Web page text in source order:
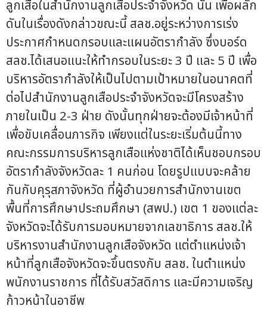
ลูกเสือในสำนักงานลูกเสือประจำจังหวัด นั้น เพื่อผลัก
ดันในเรื่องดังกล่าวขณะนี้ สลช.อยู่ระหว่างการเร่ง
ประกาศกำหนดกรอบและแผนอัตรากำลัง ซึ่งบอร์ด
สลช.ได้เสนอแนะให้ทำกรอบในระยะ 3 ปี และ 5 ปี เพื่อ
บริหารอัตรากำลังให้เป็นไปตามเป้าหมายในอนาคตที่
ต่อไปสำนักงานลูกเสือประจำจังหวัดจะมีโครงสร้าง
ภายในเป็น 2-3 ฝ่าย ดังนั้นทุกฝ่ายจะต้องมีเจ้าหน้าที่
เพื่อขับเคลื่อนภารกิจ เพียงแต่ในระยะเริ่มต้นนี้ทาง
คณะกรรมการบริหารลูกเสือแห่งชาติได้เห็นชอบกรอบ
อัตรากำลังจังหวัดละ 1 คนก่อน โดยรูปแบบจะคล้าย
กันกับคุรุสภาจังหวัด ที่ผู้อำนวยการสำนักงานเขต
พื้นที่การศึกษาประถมศึกษา (สพป.) เขต 1 ของแต่ละ
จังหวัดจะได้รับการมอบหมายจากเลขาธิการ สลช.ให้
บริหารงานสำนักงานลูกเสือจังหวัด แต่ตำแหน่งเจ้า
หน้าที่ลูกเสือจังหวัดจะขึ้นตรงกับ สลช. ในตำแหน่ง
พนักงานราชการ ที่ได้รับสวัสดิการ และมีความเจริญ
ก้าวหน้าในอาชีพ